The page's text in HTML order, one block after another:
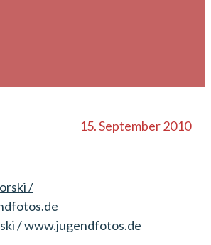
15. September 2010
/ www.jugendfotos.de